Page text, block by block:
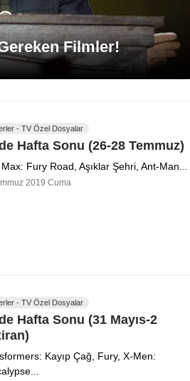
Filmler!
- TV Özel Dosyalar
Hafta Sonu (26-28 Temmuz)
Fury Road, Aşıklar Şehri, Ant-Man...
2019 Cuma
- TV Özel Dosyalar
Hafta Sonu (31 Mayıs-2
Kayıp Çağ, Fury, X-Men: